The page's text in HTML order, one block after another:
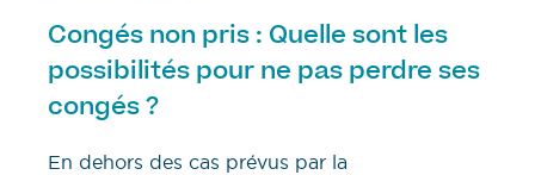
Congés non pris : Quelle sont les
possibilités pour ne pas perdre ses
congés ?
En dehors des cas prévus par la